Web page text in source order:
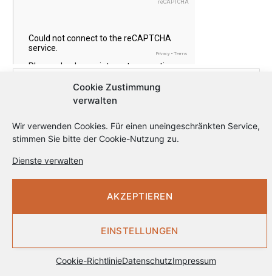
Cookie Zustimmung
verwalten
Wir verwenden Cookies. Für einen uneingeschränkten Service,
stimmen Sie bitte der Cookie-Nutzung zu.
Dienste verwalten
AKZEPTIEREN
EINSTELLUNGEN
Cookie-RichtlinieDatenschutzImpressum
Hinweise zum Anmeldeverfahren, Versanddienstleister,
statistischer Auswertung und Widerruf in unserer